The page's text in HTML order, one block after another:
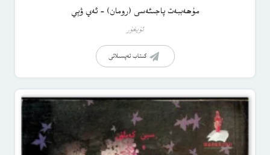
مۇھەببەت پاجىئەسى (رومان) – ئەي ۋېي
ئۇيغۇر
كىتاب تەپسىلاتى